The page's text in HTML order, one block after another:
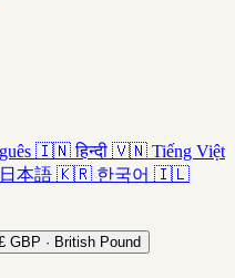
🇮🇳 हिन्दी 🇻🇳 Tiếng Việt
日本語 🇰🇷 한국어 🇮🇱
GBP · British Pound